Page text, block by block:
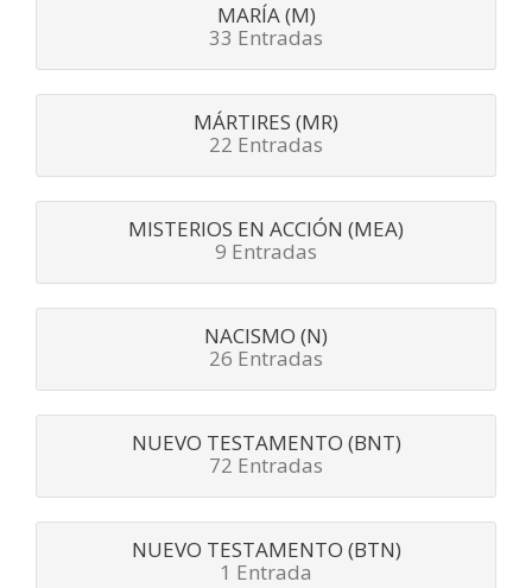
MARÍA (M)
33 Entradas
MÁRTIRES (MR)
22 Entradas
MISTERIOS EN ACCIÓN (MEA)
9 Entradas
NACISMO (N)
26 Entradas
NUEVO TESTAMENTO (BNT)
72 Entradas
NUEVO TESTAMENTO (BTN)
1 Entrada